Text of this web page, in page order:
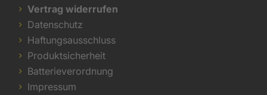
Vertrag widerrufen
Datenschutz
Haftungsausschluss
Produktsicherheit
Batterieverordnung
Impressum